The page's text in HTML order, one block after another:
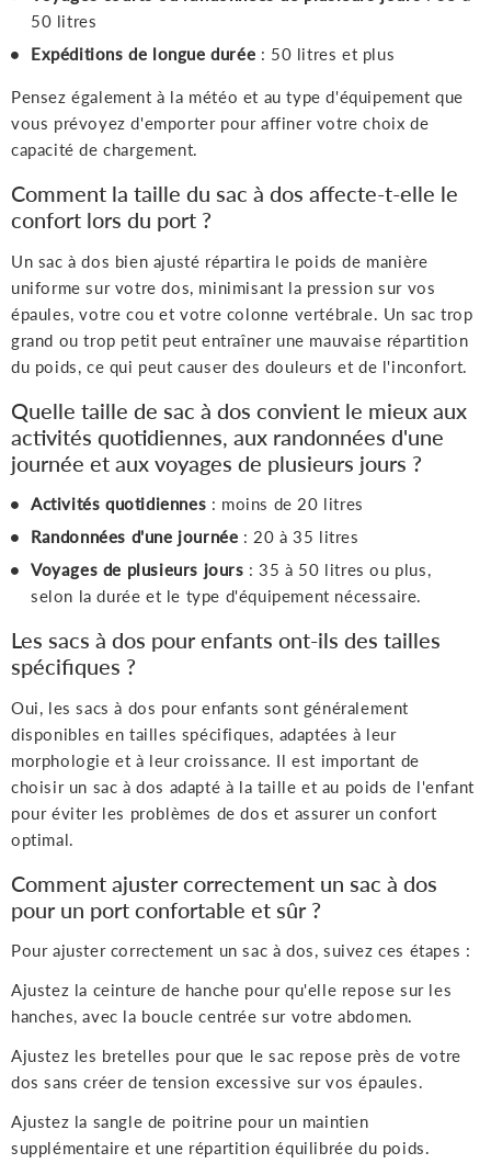
50 litres
Expéditions de longue durée : 50 litres et plus
Pensez également à la météo et au type d'équipement que
vous prévoyez d'emporter pour affiner votre choix de
capacité de chargement.
Comment la taille du sac à dos affecte-t-elle le
confort lors du port ?
Un sac à dos bien ajusté répartira le poids de manière
uniforme sur votre dos, minimisant la pression sur vos
épaules, votre cou et votre colonne vertébrale. Un sac trop
grand ou trop petit peut entraîner une mauvaise répartition
du poids, ce qui peut causer des douleurs et de l'inconfort.
Quelle taille de sac à dos convient le mieux aux
activités quotidiennes, aux randonnées d'une
journée et aux voyages de plusieurs jours ?
Activités quotidiennes : moins de 20 litres
Randonnées d'une journée : 20 à 35 litres
Voyages de plusieurs jours : 35 à 50 litres ou plus,
selon la durée et le type d'équipement nécessaire.
Les sacs à dos pour enfants ont-ils des tailles
spécifiques ?
Oui, les sacs à dos pour enfants sont généralement
disponibles en tailles spécifiques, adaptées à leur
morphologie et à leur croissance. Il est important de
choisir un sac à dos adapté à la taille et au poids de l'enfant
pour éviter les problèmes de dos et assurer un confort
optimal.
Comment ajuster correctement un sac à dos
pour un port confortable et sûr ?
Pour ajuster correctement un sac à dos, suivez ces étapes :
Ajustez la ceinture de hanche pour qu'elle repose sur les
hanches, avec la boucle centrée sur votre abdomen.
Ajustez les bretelles pour que le sac repose près de votre
dos sans créer de tension excessive sur vos épaules.
Ajustez la sangle de poitrine pour un maintien
supplémentaire et une répartition équilibrée du poids.